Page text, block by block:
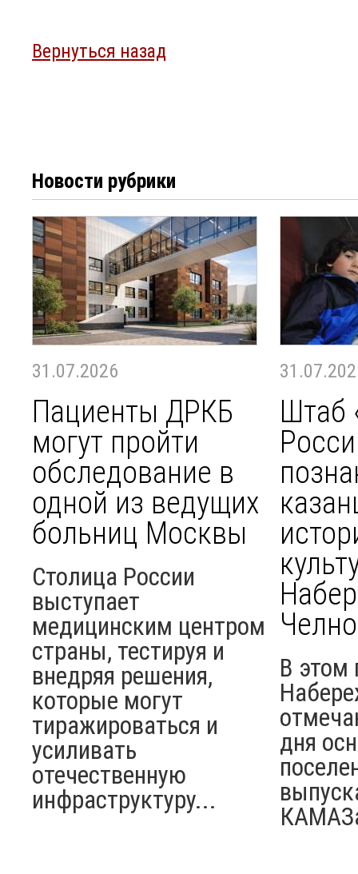
Вернуться назад
Новости рубрики
31.07.2026
Пациенты ДРКБ
могут пройти
обследование в
одной из ведущих
больниц Москвы
Столица России
выступает
медицинским центром
страны, тестируя и
внедряя решения,
которые могут
тиражироваться и
усиливать
отечественную
инфраструктуру...
Штаб
В этом
дня